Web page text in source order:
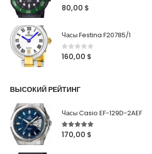
0out of 5
80,00 $
Часы Festina F20785/1
0out of 5
160,00 $
ВЫСОКИЙ РЕЙТИНГ
Часы Casio EF-129D-2AEF
5out of 5
170,00 $